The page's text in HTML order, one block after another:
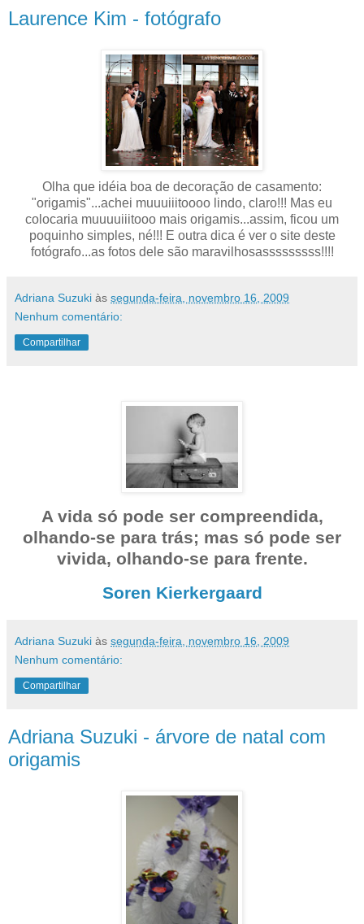
Laurence Kim - fotógrafo
Olha que idéia boa de decoração de casamento:
"origamis"...achei muuuiiitoooo lindo, claro!!! Mas eu
colocaria muuuuiiitooo mais origamis...assim, ficou um
poquinho simples, né!!! E outra dica é ver o site deste
fotógrafo...as fotos dele são maravilhosasssssssss!!!!
Adriana Suzuki às segunda-feira, novembro 16, 2009
Nenhum comentário:
Compartilhar
A vida só pode ser compreendida,
olhando-se para trás; mas só pode ser
vivida, olhando-se para frente.
Soren Kierkergaard
Adriana Suzuki às segunda-feira, novembro 16, 2009
Nenhum comentário:
Compartilhar
Adriana Suzuki - árvore de natal com
origamis